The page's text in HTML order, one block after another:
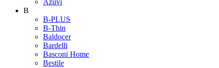
B
B-PLUS
B-Thin
Baldocer
Bardelli
Basconi Home
Bestile